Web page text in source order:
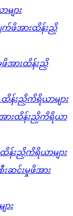
ျား
က်ဖိအားထိန်းညှိ
မှုဖိအားထိန်းညှိ
ထိန်းညှိကိရိယာများ
ဖိအားထိန်းညှိကိရိယာ
န်းညှိကိရိယာများ
းဆင်းမှုဖိအား
ား